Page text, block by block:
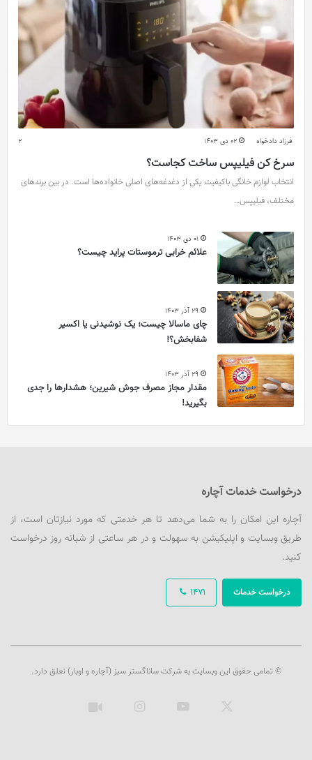
فرزاد دادخواه 02 دی 1403 2
سرخ کن فیلیپس ساخت کجاست؟
انتخاب لوازم خانگی باکیفیت یکی از دغدغه‌های اصلی خانواده‌ها است. در بین برندهای
مختلف، فیلیپس…
01 دی 1403
علائم خرابی ترموستات پراید چیست؟
29 آذر 1403
چای ماسالا چیست؛ یک نوشیدنی یا اکسیر
شفابخش؟!
29 آذر 1403
مقدار مجاز مصرف جوش شیرین؛ هشدارها را جدی
بگیرید!
درخواست خدمات آچاره
آچاره این امکان را به شما می‌دهد تا هر خدمتی که مورد نیازتان است، از
طریق وبسایت و اپلیکیشن به سهولت و در هر ساعتی از شبانه روز درخواست
کنید.
1471 درخواست خدمات
© تمامی حقوق این وبسایت به شرکت ساناگستر سبز (آچاره و اوبار) تعلق دارد.
یوتیوب اینستاگرام